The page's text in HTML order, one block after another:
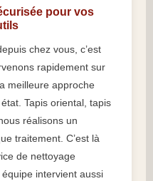
pour vos
chez vous, c’est
rapidement sur
meilleure approche
Tapis oriental, tapis
réalisons un
traitement. C’est là
de nettoyage
intervient aussi